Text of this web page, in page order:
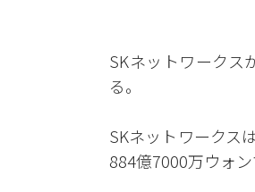
SKネットワークス
る。
SKネットワークス
884億7000万ウォ